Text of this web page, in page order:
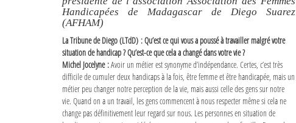
Handicapées de Madagascar de Diego Suarez
(AFHAM)
La Tribune de Diego (LTdD) : Qu’est ce qui vous a poussé à travailler malgré votre
situation de handicap ? Qu’est-ce que cela a changé dans votre vie ?
Michel Jocelyne :Avoir un métier est synonyme d’indépendance. Certes, c’est très
difficile de cumuler deux handicaps à la fois, être femme et être handicapée, mais un
métier peu changer notre perception de la vie, mais aussi celle des gens sur notre
vie. Quand on a un travail, les gens commencent à nous respecter même si cela ne
change pas définitivement leur regard sur nous. Les personnes en situation de